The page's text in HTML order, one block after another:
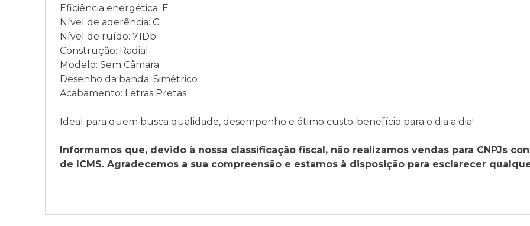
Eficiência energética: E
Nível de aderência: C
Nível de ruído: 71Db
Construção: Radial
Modelo: Sem Câmara
Desenho da banda: Simétrico
Acabamento: Letras Pretas
Ideal para quem busca qualidade, desempenho e ótimo custo-benefício para o dia a dia!
Informamos que, devido à nossa classificação fiscal, não realizamos vendas para CNPJs
de ICMS. Agradecemos a sua compreensão e estamos à disposição para esclarecer